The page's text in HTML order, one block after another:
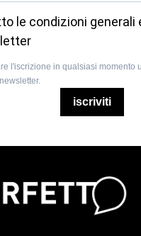
le condizioni generali
l'iscrizione in qualsiasi momento
iscriviti